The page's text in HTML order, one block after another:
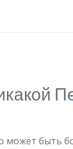
может быть